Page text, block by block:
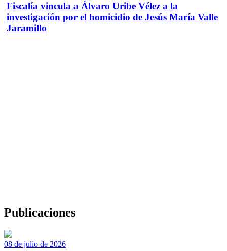
Fiscalía vincula a Álvaro Uribe Vélez a la
investigación por el homicidio de Jesús María Valle
Jaramillo
Publicaciones
08 de julio de 2026